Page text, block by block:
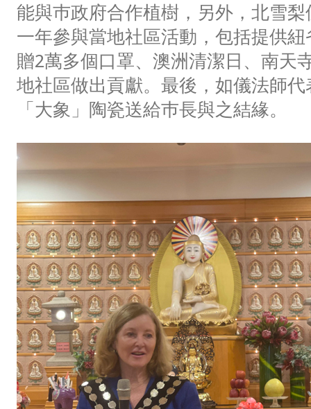
能與巿政府合作植樹，另外，北雪
一年參與當地社區活動，包括提供
贈2萬多個口罩、澳洲清潔日、南天
地社區做出貢獻。最後，如儀法師
「大象」陶瓷送給巿長與之結緣。